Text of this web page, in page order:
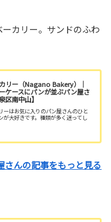
カリー。サンドのふわ
リー（Nagano Bakery）｜
ケースにパンが並ぶパン屋さ
区南中山】
ーはお気に入りのパン屋さんのひと
が大好きです。種類が多く迷ってし
さんの記事をもっと見る